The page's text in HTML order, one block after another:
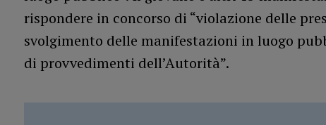
rispondere in concorso di “violazione delle
svolgimento delle manifestazioni in luogo
di provvedimenti dell’Autorità”.